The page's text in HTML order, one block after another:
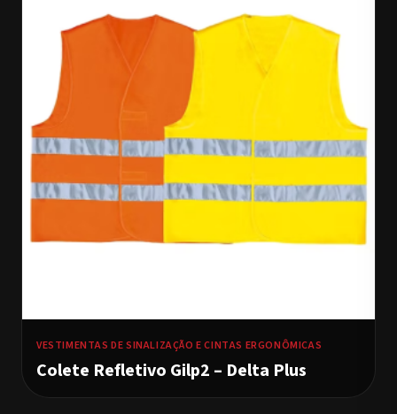
VESTIMENTAS DE SINALIZAÇÃO E CINTAS ERGONÔMICAS
Colete Refletivo Gilp2 – Delta Plus